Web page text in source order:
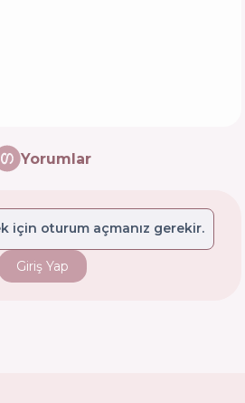
Yorumlar
için oturum açmanız gerekir.
Giriş Yap